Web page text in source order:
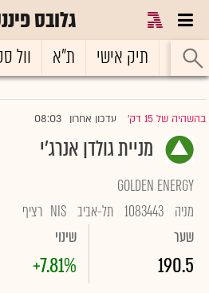
גלובס
ראשי תיק אישי ת"א וול
בהשהיה של 15 דק' |עדכון אחרון 08:03
מניית גולדן אנרג'י
GOLDEN ENERGY
מניה 1083443 תל-אביב NIS רציף
שער
190.5
שינוי
+7.81%